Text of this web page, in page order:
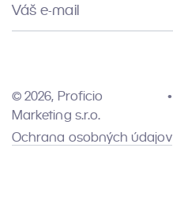
Váš e-mail
© 2026, Proficio
Marketing s.r.o.
Ochrana osobných údajov